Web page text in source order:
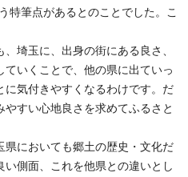
特筆点があるとのことでした。こ
埼玉に、出身の街にある良さ、
いくことで、他の県に出ていっ
に気付きやすくなるわけです。だ
すい心地良さを求めてふるさと
県においても郷土の歴史・文化だ
側面、これを他県との違いとし